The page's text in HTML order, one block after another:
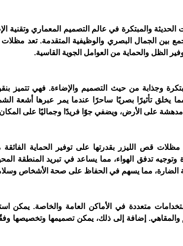
والمبتكرة في عالم التصميم المعماري
بين الجمال البصري والوظيفية المتقدمة. تعد
الظل والحماية من العوامل الجوية القاسية.
وجذابة من حيث التصميم والإضاءة. فهي تتميز
يخلق تأثيرًا بصريًا ساحرًا عندما يمر عبرها أشعة
مدهشة على الأرض، ويضفي جوًا فريدًا وجماليًا على
مظلات قص الليزر بقدرتها على توفير الحماية
تدفق الهواء، مما يساعد في تبريد المنطقة
الضارة، مما يسهم في الحفاظ على صحة الأشخاص
متعددة في الأماكن العامة والخاصة. يمكن
والمقاهي. إضافة إلى ذلك، يمكن تصميمها وتخصيصها